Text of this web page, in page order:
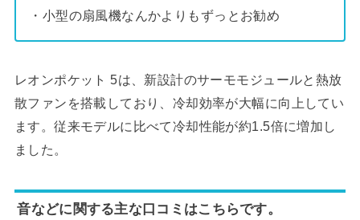
・小型の扇風機なんかよりもずっとお勧め
レオンポケット 5は、新設計のサーモモジュールと熱放
散ファンを搭載しており、冷却効率が大幅に向上してい
ます。従来モデルに比べて冷却性能が約1.5倍に増加し
ました。
音などに関する主な口コミはこちらです。